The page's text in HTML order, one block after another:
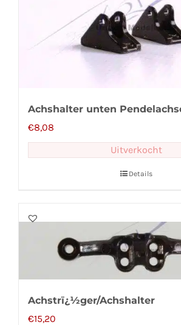
Achshalter unten
€8,08
Uitverkocht
Details
Achstrï¿½ger/Achshalter
€15,20